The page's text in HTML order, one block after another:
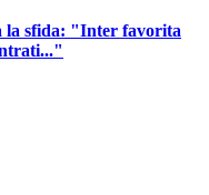
la sfida: "Inter favorita